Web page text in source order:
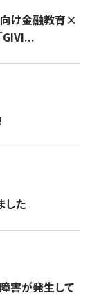
向け金融教育×
GIVI...
した
害が発生して